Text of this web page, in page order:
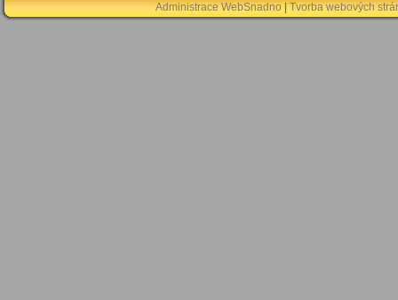
Administrace WebSnadno Tvorba webových